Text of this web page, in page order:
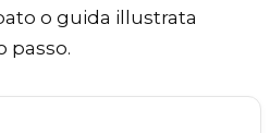
o guida illustrata
passo.